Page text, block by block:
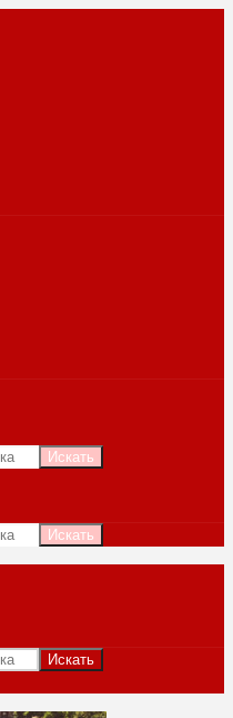
Искать
Искать
Искать